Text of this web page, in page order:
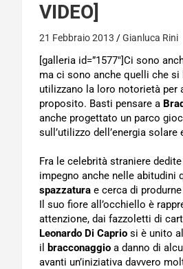
VIDEO]
21 Febbraio 2013 Gianluca Rini
[galleria id=”1577″]Ci sono
ma ci sono anche quelli che si
utilizzano la loro notorietà per
proposito. Basti pensare a
anche progettato un parco
sull’utilizzo dell’energia solare
Fra le celebrità straniere
impegno anche nelle
spazzatura e cerca di
Il suo fiore all’occhiello è
attenzione, dai fazzoletti di
Leonardo Di Caprio si è unito al
il
bracconaggio a danno di
avanti un’iniziativa davvero